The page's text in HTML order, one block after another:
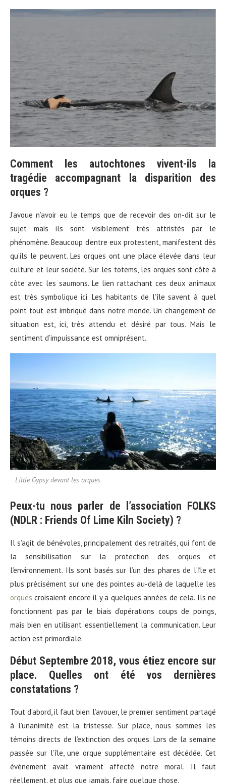
Comment les autochtones vivent-ils la
tragédie accompagnant la disparition des
orques ?
J’avoue n’avoir eu le temps que de recevoir des on-dit sur le
sujet mais ils sont visiblement très attristés par le
phénomène. Beaucoup d’entre eux protestent, manifestent dès
qu’ils le peuvent. Les orques ont une place élevée dans leur
culture et leur société. Sur les totems, les orques sont côte à
côte avec les saumons. Le lien rattachant ces deux animaux
est très symbolique ici. Les habitants de l’île savent à quel
point tout est imbriqué dans notre monde. Un changement de
situation est, ici, très attendu et désiré par tous. Mais le
sentiment d’impuissance est omniprésent.
Little Gypsy devant les orques
Peux-tu nous parler de l’association FOLKS
(NDLR : Friends Of Lime Kiln Society) ?
Il s’agit de bénévoles, principalement des retraités, qui font de
la sensibilisation sur la protection des orques et
l’environnement. Ils sont basés sur l’un des phares de l’île et
plus précisément sur une des pointes au-delà de laquelle les
orques croisaient encore il y a quelques années de cela. Ils ne
fonctionnent pas par le biais d’opérations coups de poings,
mais bien en utilisant essentiellement la communication. Leur
action est primordiale.
Début Septembre 2018, vous étiez encore sur
place. Quelles ont été vos dernières
constatations ?
Tout d’abord, il faut bien l’avouer, le premier sentiment partagé
à l’unanimité est la tristesse. Sur place, nous sommes les
témoins directs de l’extinction des orques. Lors de la semaine
passée sur l’île, une orque supplémentaire est décédée. Cet
évènement avait vraiment affecté notre moral. Il faut
réellement, et plus que jamais, faire quelque chose.